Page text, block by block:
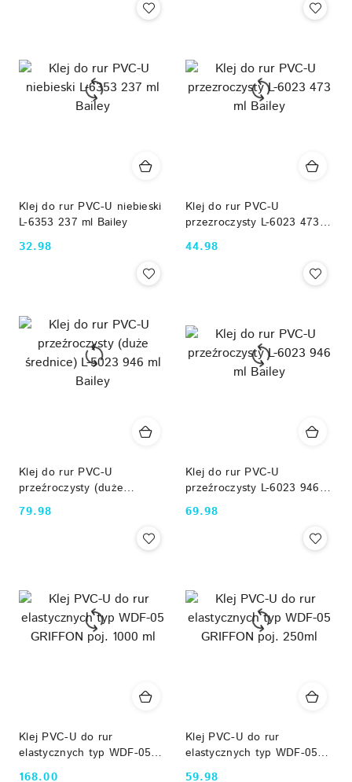
Klej do rur PVC-U niebieski
L-6353 237 ml Bailey
Cena:
32.98
Klej do rur PVC-U
przezroczysty L-6023 473
ml Bailey
Cena:
44.98
Klej do rur PVC-U
przeźroczysty (duże
średnice) L-5023 946 ml
Bailey
Cena:
79.98
Klej do rur PVC-U
przeźroczysty L-6023 946
ml Bailey
Cena:
69.98
Klej PVC-U do rur
elastycznych typ WDF-05
GRIFFON poj. 1000 ml
168.00
Klej PVC-U do rur
elastycznych typ WDF-05
GRIFFON poj. 250ml
59.98